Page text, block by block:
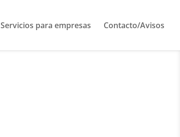
Servicios para empresas Contacto/Avisos